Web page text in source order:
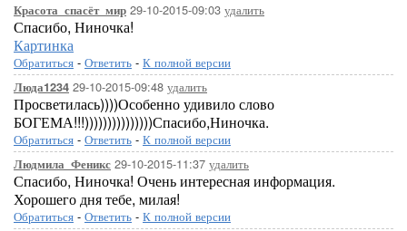
Красота_спасёт_мир 29-10-2015-09:03 удалить
Спасибо, Ниночка!
Картинка
Обратиться - Ответить - К полной версии
Люда1234 29-10-2015-09:48 удалить
Просветилась))))Особенно удивило слово
БОГЕМА!!!)))))))))))))))Спасибо,Ниночка.
Обратиться - Ответить - К полной версии
Людмила_Феникс 29-10-2015-11:37 удалить
Спасибо, Ниночка! Очень интересная информация.
Хорошего дня тебе, милая!
Обратиться - Ответить - К полной версии